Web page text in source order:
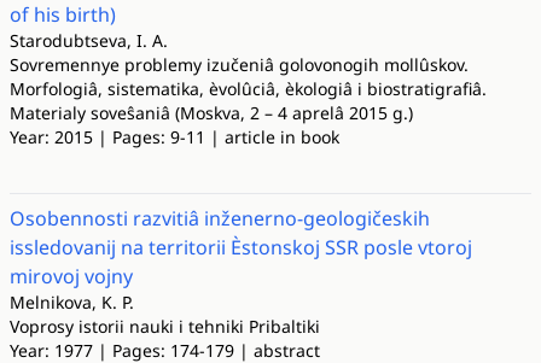
of his birth)
Starodubtseva, I. A.
Sovremennye problemy izučeniâ golovonogih mollûskov.
Morfologiâ, sistematika, èvolûciâ, èkologiâ i biostratigrafiâ.
Materialy soveŝaniâ (Moskva, 2 – 4 aprelâ 2015 g.)
Year: 2015 | Pages: 9-11 | article in book
Osobennosti razvitiâ inženerno-geologičeskih
issledovanij na territorii Èstonskoj SSR posle vtoroj
mirovoj vojny
Melnikova, K. P.
Voprosy istorii nauki i tehniki Pribaltiki
Year: 1977 | Pages: 174-179 | abstract